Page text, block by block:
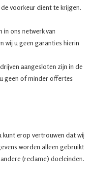
voorkeur dient te krijgen.
in ons netwerk van
wij u geen garanties hierin
aangesloten zijn in de
geen of minder offertes
kunt erop vertrouwen dat wij
worden alleen gebruikt
(reclame) doeleinden.